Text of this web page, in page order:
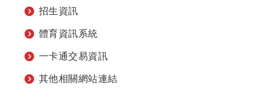
招生資訊
體育資訊系統
一卡通交易資訊
其他相關網站連結